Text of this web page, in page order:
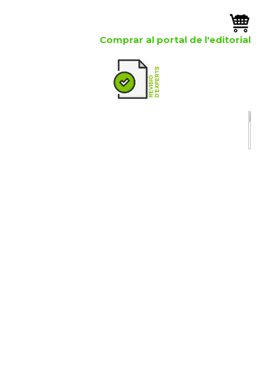
Comprar al portal de l'editorial